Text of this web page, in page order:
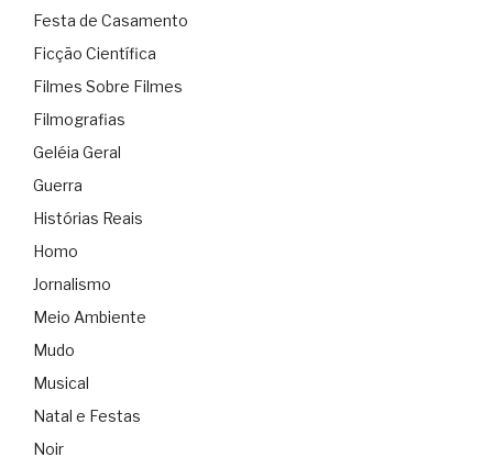
Festa de Casamento
Ficção Científica
Filmes Sobre Filmes
Filmografias
Geléia Geral
Guerra
Histórias Reais
Homo
Jornalismo
Meio Ambiente
Mudo
Musical
Natal e Festas
Noir